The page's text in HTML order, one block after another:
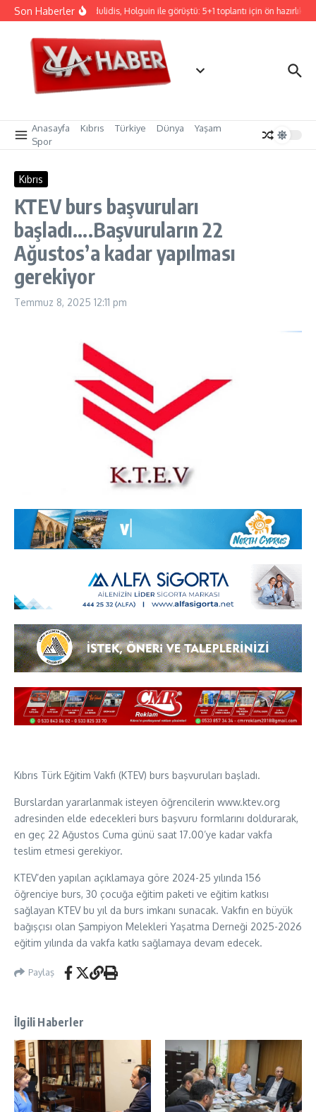
İçeriğe atla
Son HaberlerHristodulidis, Holguin ile görüştü: 5+1 toplantı için ön hazırlık
Anasayfa Kıbrıs Türkiye Dünya
Yaşam
Spor
Kıbrıs
KTEV burs başvuruları
başladı….Başvuruların 22
Ağustos’a kadar yapılması
gerekiyor
Temmuz 8, 2025 12:11 pm
Kıbrıs Türk Eğitim Vakfı (KTEV) burs başvuruları başladı.
Burslardan yararlanmak isteyen öğrencilerin www.ktev.org
adresinden elde edecekleri burs başvuru formlarını doldurarak,
en geç 22 Ağustos Cuma günü saat 17.00’ye kadar vakfa
teslim etmesi gerekiyor.
KTEV’den yapılan açıklamaya göre 2024-25 yılında 156
öğrenciye burs, 30 çocuğa eğitim paketi ve eğitim katkısı
sağlayan KTEV bu yıl da burs imkanı sunacak. Vakfın en büyük
bağışçısı olan Şampiyon Melekleri Yaşatma Derneği 2025-2026
eğitim yılında da vakfa katkı sağlamaya devam edecek.
Paylaş
İlgili Haberler